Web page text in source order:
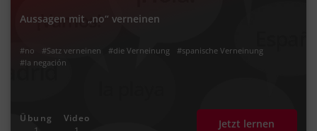
Aussagen mit „no“ verneinen
#no #Satz verneinen #die Verneinung
#spanische Verneinung
#la negación
Übung
Video
Jetzt lernen